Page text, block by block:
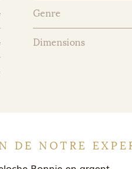
Genre
Dimensions
DE NOTRE